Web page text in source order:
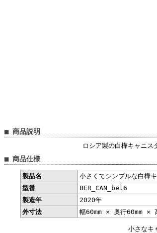
■ 商品説明
ロシア製の白樺キャニス
■ 商品仕様
製品名
小さくてシンプルな白樺
型番
BER_CAN_bel6
製造年
2020年
外寸法
幅60mm × 奥行60mm ×
小さなキ